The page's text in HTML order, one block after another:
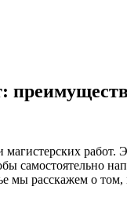
работ.
самостоятельно
мы расскажем о